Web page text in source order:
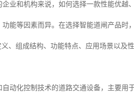
业和机构来说，如何选择一款性能优越
能等因素而异。在选择智能道闸产品时
、组成结构、功能特点、应用场景以及
动化控制技术的道路交通设备，主要